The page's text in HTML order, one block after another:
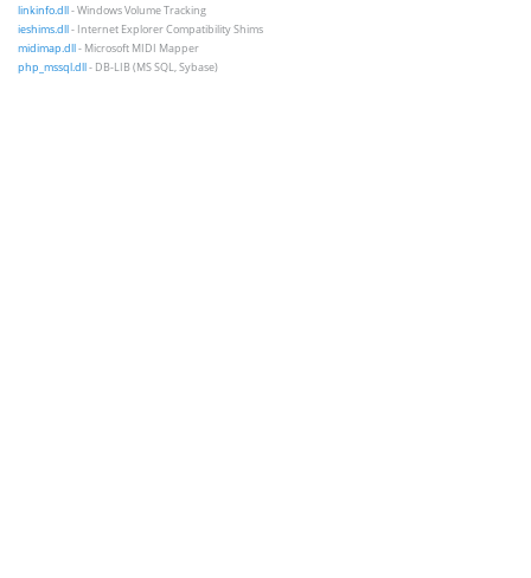
linkinfo.dll- Windows Volume Tracking
ieshims.dll- Internet Explorer Compatibility Shims
midimap.dll- Microsoft MIDI Mapper
php_mssql.dll- DB-LIB (MS SQL, Sybase)